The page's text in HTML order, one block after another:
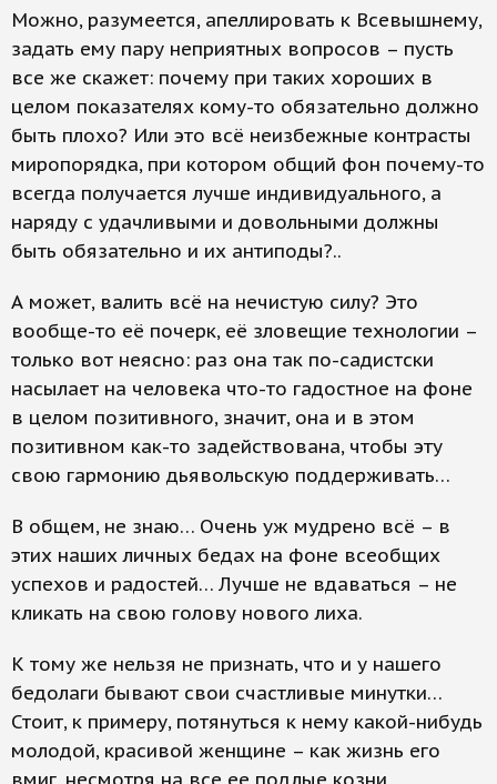
Можно, разумеется, апеллировать к Всевышнему,
задать ему пару неприятных вопросов – пусть
все же скажет: почему при таких хороших в
целом показателях кому-то обязательно должно
быть плохо? Или это всё неизбежные контрасты
миропорядка, при котором общий фон почему-то
всегда получается лучше индивидуального, а
наряду с удачливыми и довольными должны
быть обязательно и их антиподы?..
А может, валить всё на нечистую силу? Это
вообще-то её почерк, её зловещие технологии –
только вот неясно: раз она так по-садистски
насылает на человека что-то гадостное на фоне
в целом позитивного, значит, она и в этом
позитивном как-то задействована, чтобы эту
свою гармонию дьявольскую поддерживать…
В общем, не знаю… Очень уж мудрено всё – в
этих наших личных бедах на фоне всеобщих
успехов и радостей… Лучше не вдаваться – не
кликать на свою голову нового лиха.
К тому же нельзя не признать, что и у нашего
бедолаги бывают свои счастливые минутки…
Стоит, к примеру, потянуться к нему какой-нибудь
молодой, красивой женщине – как жизнь его